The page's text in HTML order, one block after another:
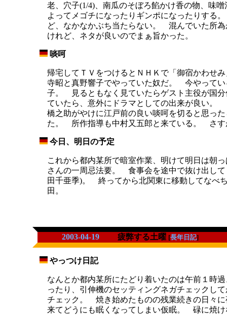
老、穴子(1/4)、南瓜のそぼろ餡かけ香の物、味
よってメゴチになったりギンポになったりする
ど、なかなかぶち当たらない。 混んでいた所
けれど、ネタが良いのでまぁ旨かった。
啖呵
帰宅してＴＶをつけるとＮＨＫで「御宿かわせ
寺昭と真野響子でやっていた奴だ。 今やって
子。 見るともなく見ていたらゲスト主役が国
ていたら、意外にドラマとしての出来が良い。
橋之助がやけに江戸前の良い啖呵を切ると思っ
た。 所作指導も中村又五郎と来ている。 さす
今日、明日の予定
これから都内某所で暗室作業、明けて明日は朝
さんの一周忌法要。 食事会を途中で抜け出し
田千亜季)。 終ってから北関東に移動してなべ
田。
2003-04-19 疲弊する土曜 [長年日記]
やっつけ日記
なんとか都内某所にたどり着いたのは午前１時
ったり、引伸機のセッティングネガチェックし
チェック。 焼き始めたものの残業続きの日々
来てどうにも眠くなってしまい仮眠。 碌に焼